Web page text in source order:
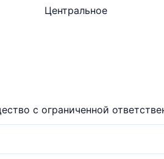
Центральное
с ограниченной